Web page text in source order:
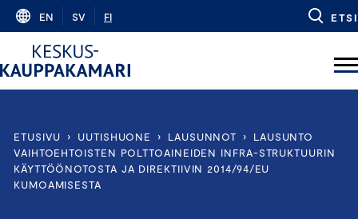
Skip
content
EN SV FI ETSI
ETUSIVU › UUTISHUONE › LAUSUNNOT ›
LAUSUNTO
VAIHTOEHTOISTEN POLTTOAINEIDEN INFRA-STRUKTUURIN
KÄYTTÖÖNOTOSTA JA DIREKTIIVIN 2014/94/EU
KUMOAMISESTA